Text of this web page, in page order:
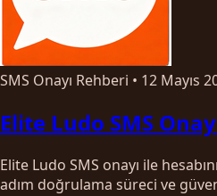
SMS Onayı Rehberi • 12 Mayıs
Elite Ludo SMS
Elite Ludo SMS onayı ile
adım doğrulama süreci ve